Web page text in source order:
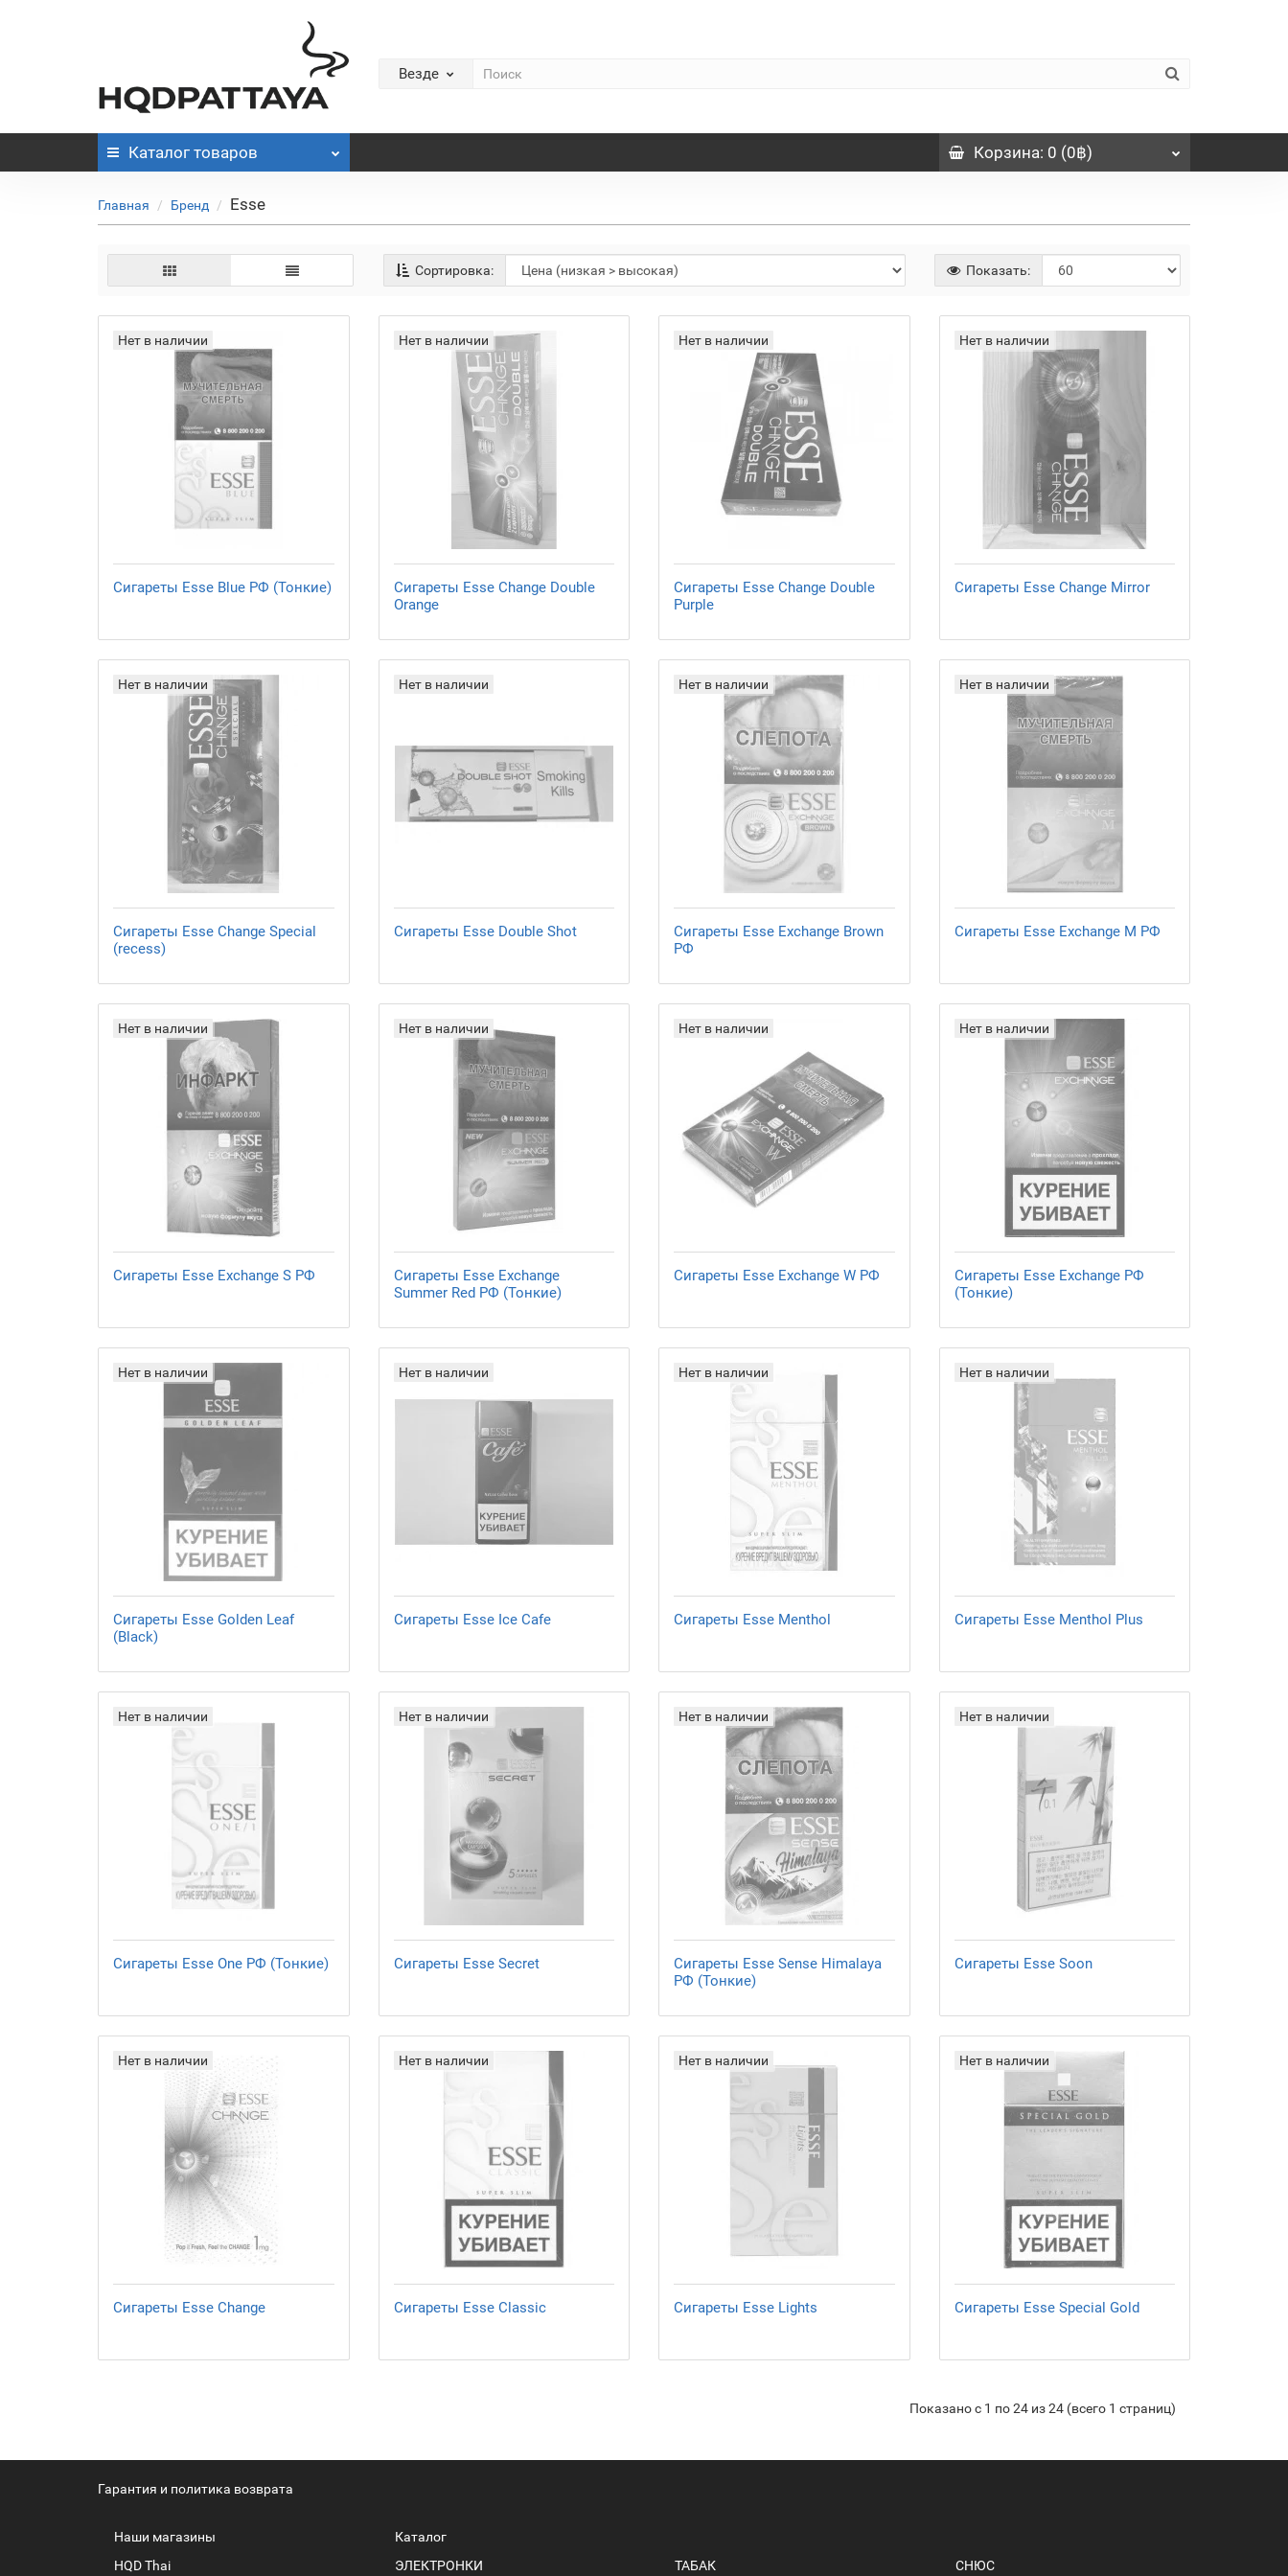
Везде
Каталог товаров Корзина: 0 (0฿)
Главная Бренд Esse
Сортировка: Показать:
Нет в наличии
Сигареты Esse Blue РФ (Тонкие)
Нет в наличии
Сигареты Esse Change Double
Orange
Нет в наличии
Сигареты Esse Change Double
Purple
Нет в наличии
Сигареты Esse Change Mirror
Нет в наличии
Сигареты Esse Change Special
(recess)
Нет в наличии
Сигареты Esse Double Shot
Нет в наличии
Сигареты Esse Exchange Brown
РФ
Нет в наличии
Сигареты Esse Exchange M РФ
Нет в наличии
Сигареты Esse Exchange S РФ
Нет в наличии
Сигареты Esse Exchange
Summer Red РФ (Тонкие)
Нет в наличии
Сигареты Esse Exchange W РФ
Нет в наличии
Сигареты Esse Exchange РФ
(Тонкие)
Нет в наличии
Сигареты Esse Golden Leaf
(Black)
Нет в наличии
Сигареты Esse Ice Cafe
Нет в наличии
Сигареты Esse Menthol
Нет в наличии
Сигареты Esse Menthol Plus
Нет в наличии
Сигареты Esse One РФ (Тонкие)
Нет в наличии
Сигареты Esse Secret
Нет в наличии
Сигареты Esse Sense Himalaya
РФ (Тонкие)
Нет в наличии
Сигареты Esse Soon
Нет в наличии
Сигареты Esse Change
Нет в наличии
Сигареты Esse Classic
Нет в наличии
Сигареты Esse Lights
Нет в наличии
Сигареты Esse Special Gold
Показано с 1 по 24 из 24 (всего 1 страниц)
Гарантия и политика возврата
Наши магазины
HQD Thai
Каталог
ЭЛЕКТРОНКИ
ТАБАК СНЮС